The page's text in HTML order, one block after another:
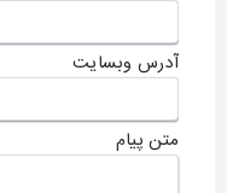
آدرس وبسایت
متن پیام